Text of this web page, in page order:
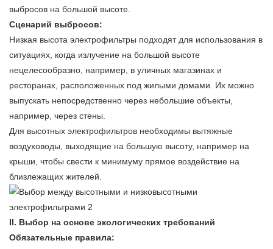
выбросов на большой высоте.
Сценарий выбросов:
Низкая высота электрофильтры подходят для использования в
ситуациях, когда излучение на большой высоте
нецелесообразно, например, в уличных магазинах и
ресторанах, расположенных под жилыми домами. Их можно
выпускать непосредственно через небольшие объекты,
например, через стены.
Для высотных электрофильтров необходимы вытяжные
воздуховоды, выходящие на большую высоту, например на
крыши, чтобы свести к минимуму прямое воздействие на
близлежащих жителей.
II. Выбор на основе экологических требований
Обязательные правила: